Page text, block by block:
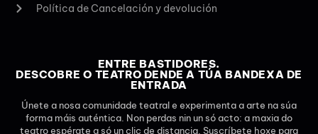
Política de Cancelación y devolución
ENTRE BASTIDORES.
DESCOBRE O TEATRO DENDE A TÚA BANDEXA DE
ENTRADA
Únete a nosa comunidade teatral e experimenta a arte na súa
forma máis auténtica. Non perdas nin un só acto: a maxia do
teatro espérate a só un clic de distancia. Suscríbete hoxe para